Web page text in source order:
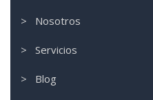
> Nosotros
> Servicios
> Blog